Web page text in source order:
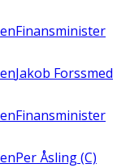
Finansminister
Jakob Forssmed
Finansminister
Per Åsling (C)